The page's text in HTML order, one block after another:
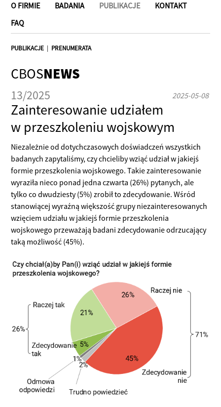
O FIRMIE BADANIA PUBLIKACJE
KONTAKT
FAQ
PUBLIKACJE | PRENUMERATA
CBOSNEWS
13/2025 2025-05-08
Zainteresowanie udziałem
w przeszkoleniu wojskowym
Niezależnie od dotychczasowych doświadczeń wszystkich
badanych zapytaliśmy, czy chcieliby wziąć udział w jakiejś
formie przeszkolenia wojskowego. Takie zainteresowanie
wyraziła nieco ponad jedna czwarta (26%) pytanych, ale
tylko co dwudziesty (5%) zrobił to zdecydowanie. Wśród
stanowiącej wyraźną większość grupy niezainteresowanych
wzięciem udziału w jakiejś formie przeszkolenia
wojskowego przeważają badani zdecydowanie odrzucający
taką możliwość (45%).